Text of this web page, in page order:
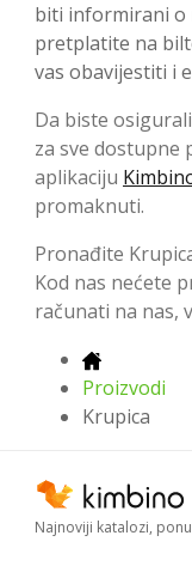
biti informirani o
pretplatite na
vas obavijestiti i
Da biste
za sve dostupne
aplikaciju
promaknuti.
Pronađite
Kod nas nećete
računati na nas,
Proizvodi
Krupica
Najnoviji katalozi,